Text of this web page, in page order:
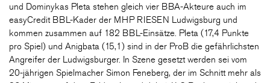
und Dominykas Pleta stehen gleich vier BBA-Akteure auch im
easyCredit BBL-Kader der MHP RIESEN Ludwigsburg und
kommen zusammen auf 182 BBL-Einsätze. Pleta (17,4 Punkte
pro Spiel) und Anigbata (15,1) sind in der ProB die gefährlichsten
Angreifer der Ludwigsburger. In Szene gesetzt werden sei vom
20-jährigen Spielmacher Simon Feneberg, der im Schnitt mehr als